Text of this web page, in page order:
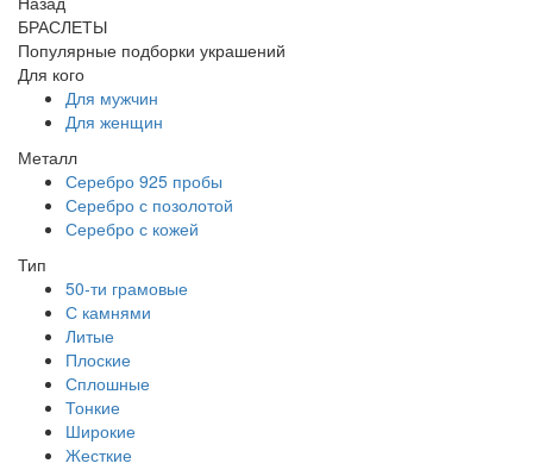
БРАСЛЕТЫ
Популярные подборки украшений
Для кого
Для мужчин
Для женщин
Металл
Серебро 925 пробы
Серебро с позолотой
Серебро с кожей
Тип
50-ти грамовые
С камнями
Литые
Плоские
Сплошные
Тонкие
Широкие
Жесткие